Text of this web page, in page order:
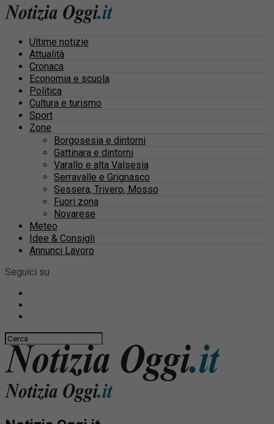
Ultime notizie
Attualità
Cronaca
Economia e scuola
Politica
Cultura e turismo
Sport
Zone
Borgosesia e dintorni
Gattinara e dintorni
Varallo e alta Valsesia
Serravalle e Grignasco
Sessera, Trivero, Mosso
Fuori zona
Novarese
Meteo
Idee & Consigli
Annunci Lavoro
Seguici su